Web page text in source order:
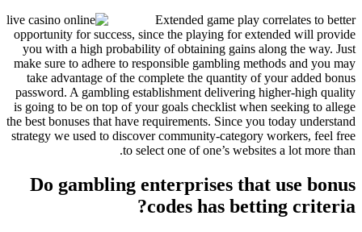
Extended game play correlates to better
opportunity for success, since the playing for extended will provide
you with a high probability of obtaining gains along the way. Just
make sure to adhere to responsible gambling methods and you may
take advantage of the complete the quantity of your added bonus
password. A gambling establishment delivering higher-high quality
is going to be on top of your goals checklist when seeking to allege
the best bonuses that have requirements. Since you today understand
strategy we used to discover community-category workers, feel free
to select one of one’s websites a lot more than.
Do gambling enterprises that use bonus
codes has betting criteria?